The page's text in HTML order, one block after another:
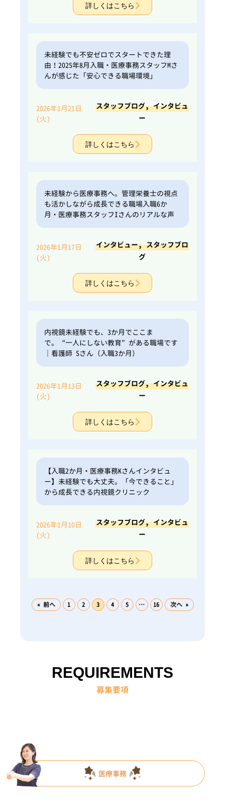
詳しくはこちら
未経験でも不安ゼロでスタートできた理
由！2025年8月入職・医療事務スタッフMさ
んが感じた「安心できる職場環境」
2026年1月21日
(火)
スタッフブログ,インタビュ
ー
詳しくはこちら
未経験から医療事務へ。管理栄養士の視点
も活かしながら成長できる職場入職6か
月・医療事務スタッフIさんのリアルな声
2026年1月17日
(火)
インタビュー,スタッフブロ
グ
詳しくはこちら
内視鏡未経験でも、3か月でここま
で。“一人にしない教育”がある職場です
｜看護師 Sさん（入職3か月）
2026年1月13日
(火)
スタッフブログ,インタビュ
ー
詳しくはこちら
【入職2か月・医療事務Kさんインタビュ
ー】未経験でも大丈夫。「今できること」
から成長できる内視鏡クリニック
2026年1月10日
(火)
スタッフブログ,インタビュ
ー
詳しくはこちら
« 前へ 1 2 3 4 5 … 16 次へ »
REQUIREMENTS
募集要項
医療事務